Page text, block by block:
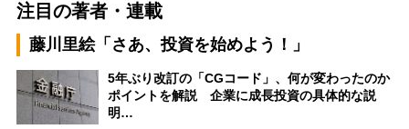
注目の著者・連載
藤川里絵「さあ、投資を始めよう！」
5年ぶり改訂の「CGコード」、何が変わったのか
ポイントを解説 企業に成長投資の具体的な説
明…